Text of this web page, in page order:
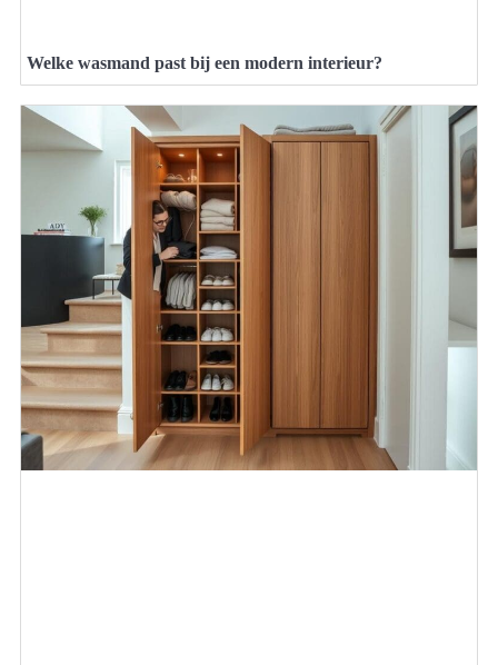
Welke wasmand past bij een modern interieur?